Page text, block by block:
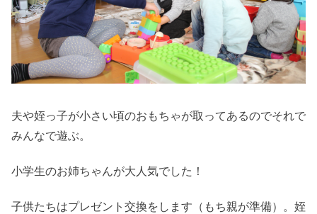
夫や姪っ子が小さい頃のおもちゃが取ってあるのでそれで
みんなで遊ぶ。
小学生のお姉ちゃんが大人気でした！
子供たちはプレゼント交換をします（もち親が準備）。姪